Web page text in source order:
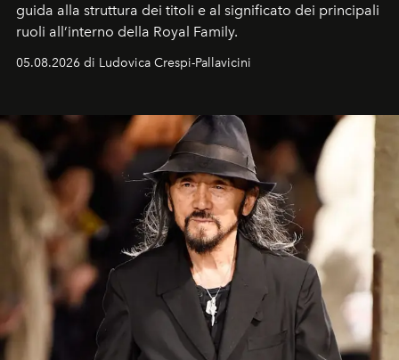
guida alla struttura dei titoli e al significato dei principali
ruoli all’interno della Royal Family.
05.08.2026 di Ludovica Crespi-Pallavicini